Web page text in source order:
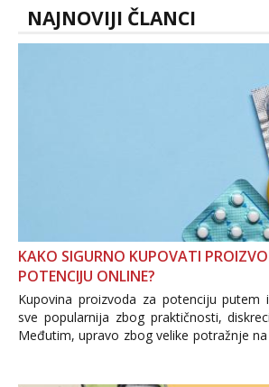
NAJNOVIJI ČLANCI
KAKO SIGURNO KUPOVATI
POTENCIJU ONLINE?
Kupovina proizvoda za potenciju putem
sve popularnija zbog praktičnosti,
Međutim, upravo zbog velike potražnje
i brojni krivotvoreni proizvodi,